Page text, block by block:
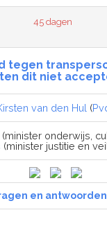
45 dagen
tegen
dit niet
van den Hul (
(minister onderwijs,
(minister justitie en
en antwoorden